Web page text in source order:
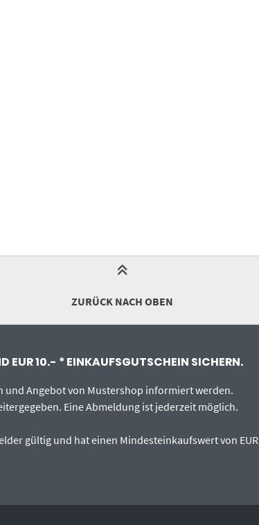
ZURÜCK NACH OBEN
EUR 10.- * EINKAUFSGUTSCHEIN SICHERN.
und Angebot von Mustershop informiert werden.
Eine Abmeldung ist jederzeit möglich.
gültig und hat einen Mindesteinkaufswert von EUR